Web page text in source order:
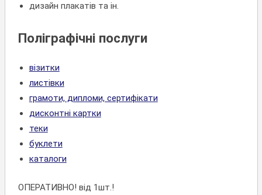
дизайн плакатів та ін.
Поліграфічні послуги
візитки
листівки
грамоти, дипломи, сертифікати
дисконтні картки
теки
буклети
каталоги
ОПЕРАТИВНО! від 1шт.!